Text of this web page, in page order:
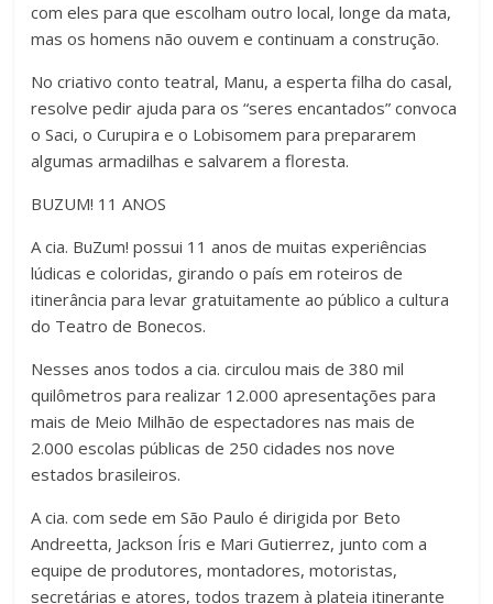
com eles para que escolham outro local, longe da mata,
mas os homens não ouvem e continuam a construção.
No criativo conto teatral, Manu, a esperta filha do casal,
resolve pedir ajuda para os “seres encantados” convoca
o Saci, o Curupira e o Lobisomem para prepararem
algumas armadilhas e salvarem a floresta.
BUZUM! 11 ANOS
A cia. BuZum! possui 11 anos de muitas experiências
lúdicas e coloridas, girando o país em roteiros de
itinerância para levar gratuitamente ao público a cultura
do Teatro de Bonecos.
Nesses anos todos a cia. circulou mais de 380 mil
quilômetros para realizar 12.000 apresentações para
mais de Meio Milhão de espectadores nas mais de
2.000 escolas públicas de 250 cidades nos nove
estados brasileiros.
A cia. com sede em São Paulo é dirigida por Beto
Andreetta, Jackson Íris e Mari Gutierrez, junto com a
equipe de produtores, montadores, motoristas,
secretárias e atores, todos trazem à plateia itinerante